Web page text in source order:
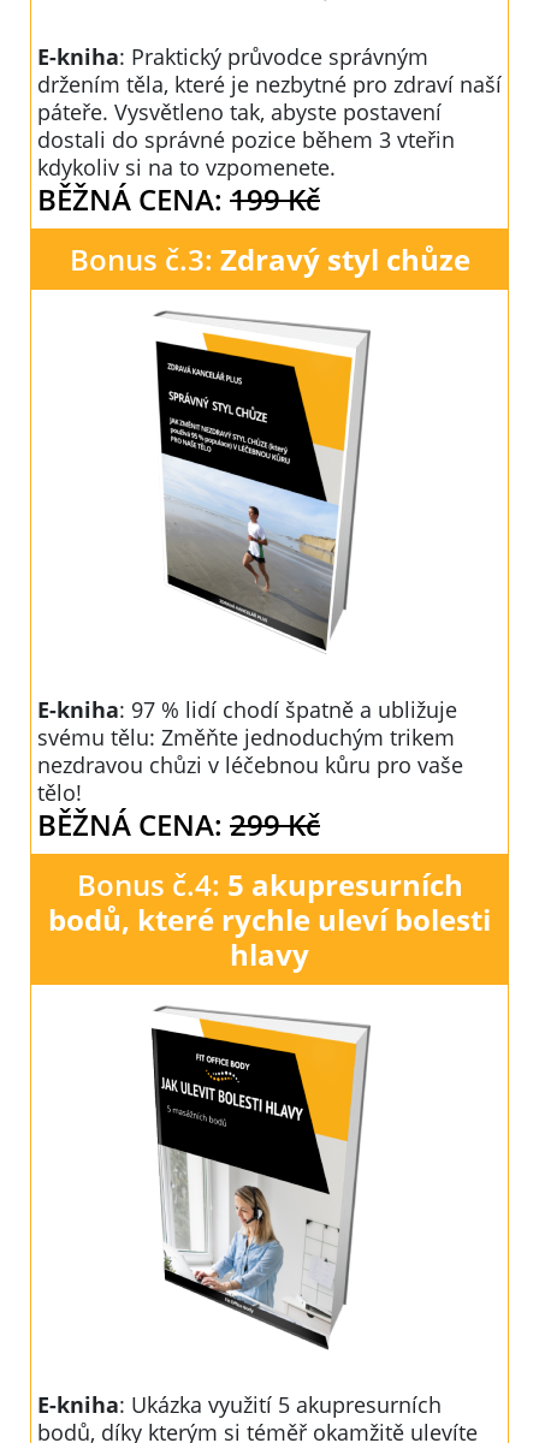
E-kniha: Praktický průvodce správným
držením těla, které je nezbytné pro zdraví naší
páteře. Vysvětleno tak, abyste postavení
dostali do správné pozice během 3 vteřin
kdykoliv si na to vzpomenete.
BĚŽNÁ CENA: 199 Kč
Bonus č.3: Zdravý styl chůze
E-kniha: 97 % lidí chodí špatně a ubližuje
svému tělu: Změňte jednoduchým trikem
nezdravou chůzi v léčebnou kůru pro vaše
tělo!
BĚŽNÁ CENA: 299 Kč
Bonus č.4: 5 akupresurních
bodů, které rychle uleví bolesti
hlavy
E-kniha: Ukázka využití 5 akupresurních
bodů, díky kterým si téměř okamžitě ulevíte